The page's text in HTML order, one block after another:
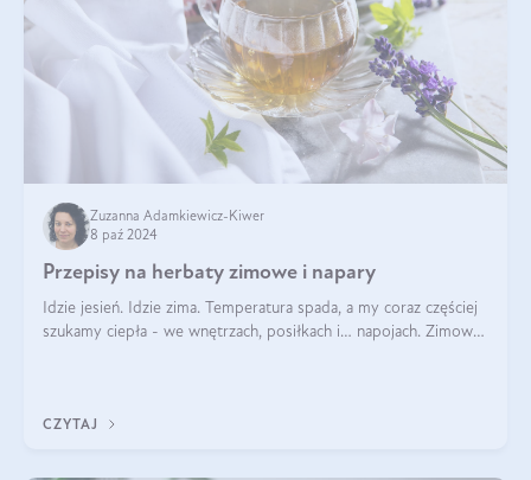
Zuzanna Adamkiewicz-Kiwer
8 paź 2024
Przepisy na herbaty zimowe i napary
Idzie jesień. Idzie zima. Temperatura spada, a my coraz częściej
szukamy ciepła - we wnętrzach, posiłkach i… napojach. Zimowe
CZYTAJ